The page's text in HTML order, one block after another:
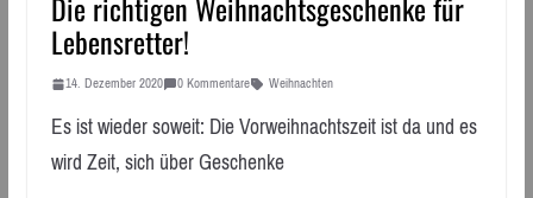
Die richtigen Weihnachtsgeschenke für
Lebensretter!
14. Dezember 2020 0 Kommentare Weihnachten
Es ist wieder soweit: Die Vorweihnachtszeit ist da und es
wird Zeit, sich über Geschenke